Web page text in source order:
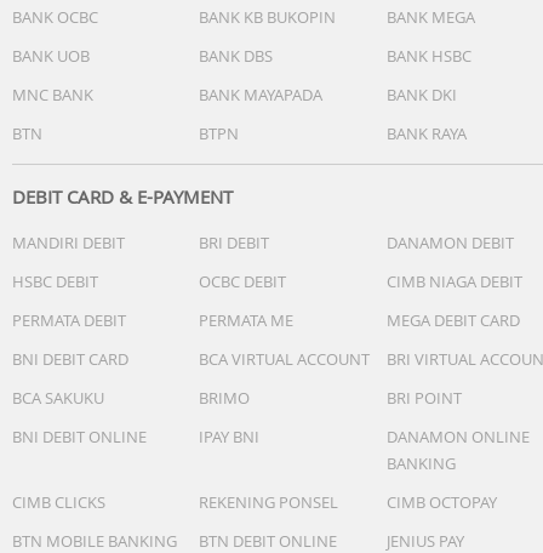
BANK OCBC
BANK KB BUKOPIN
BANK MEGA
BANK UOB
BANK DBS
BANK HSBC
MNC BANK
BANK MAYAPADA
BANK DKI
BTN
BTPN BANK RAYA
DEBIT CARD & E-PAYMENT
MANDIRI DEBIT BRI DEBIT
DANAMON DEBIT
HSBC DEBIT
OCBC DEBIT
CIMB NIAGA DEBIT
PERMATA DEBIT
PERMATA ME
MEGA DEBIT CARD
BNI DEBIT CARD
BCA VIRTUAL ACCOUNT
BRI VIRTUAL
BCA SAKUKU
BRIMO
BRI POINT
BNI DEBIT ONLINE
IPAY BNI
DANAMON ONLINE
BANKING
CIMB CLICKS
REKENING PONSEL
CIMB OCTOPAY
BTN MOBILE BANKING
BTN DEBIT ONLINE
JENIUS PAY